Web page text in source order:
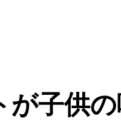
が子供